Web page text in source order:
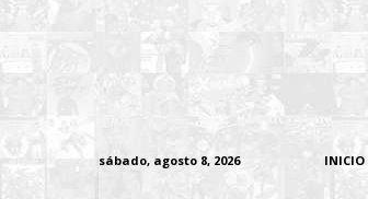
sábado, agosto 8, 2026 INICIO